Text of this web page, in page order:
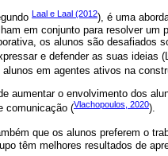
Laal e Laal (2012), é uma
em conjunto para resolver
os alunos são desafiados
e defender as suas ideias
em agentes ativos na
aumentar o envolvimento dos
comunicação (Vlachopoulos, 2020).
que os alunos preferem o
têm melhores resultados de